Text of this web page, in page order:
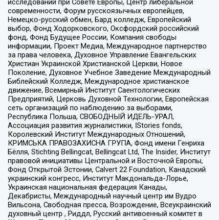
исследований при Совете Европы, Центр либеральной
современности, Форум русскоязычных европейцев,
Немецко-русский обмен, Бард колледж, Европейский
выбор, Фонд Ходорковского, Оксфордский российский
фонд, Фонд Будущее России, Компания свободы
информации, Проект Медиа, Международное партнерство
за права человека, Духовное Управление Евангельских
Христиан Украинской Христианской Церкви, Новое
Поколение, Духовное Учебное Заведение Международный
Библейский Колледж, Международное христианское
движение, Всемирный Институт Саентологических
Предприятий, Церковь Духовной Технологии, Европейская
сеть организаций по наблюдению за выборами,
Республика Польша, СВОБОДНЫЙ ИДЕЛЬ-УРАЛ,
Ассоциация развития журналистики, IStories fonds,
Королевский Институт Международных Отношений,
КРИМСЬКА ПРАВОЗАХИСНА ГРУПА, Фонд имени Генриха
Бёлля, Stichting Bellingcat, Bellingcat Ltd, The Insider, Институт
правовой инициативы Центральной и Восточной Европы,
Фонд Открытой Эстонии, Calvert 22 Foundation, Канадский
украинский конгресс, Институт Макдональда-Лорье,
Украинская национальная федерация Канады,
Декабристы, Международный научный центр им Вудро
Вильсона, Свободная пресса, Возрождение, Всеукраинский
духовный центр , Риддл, Русский антивоенный комитет в